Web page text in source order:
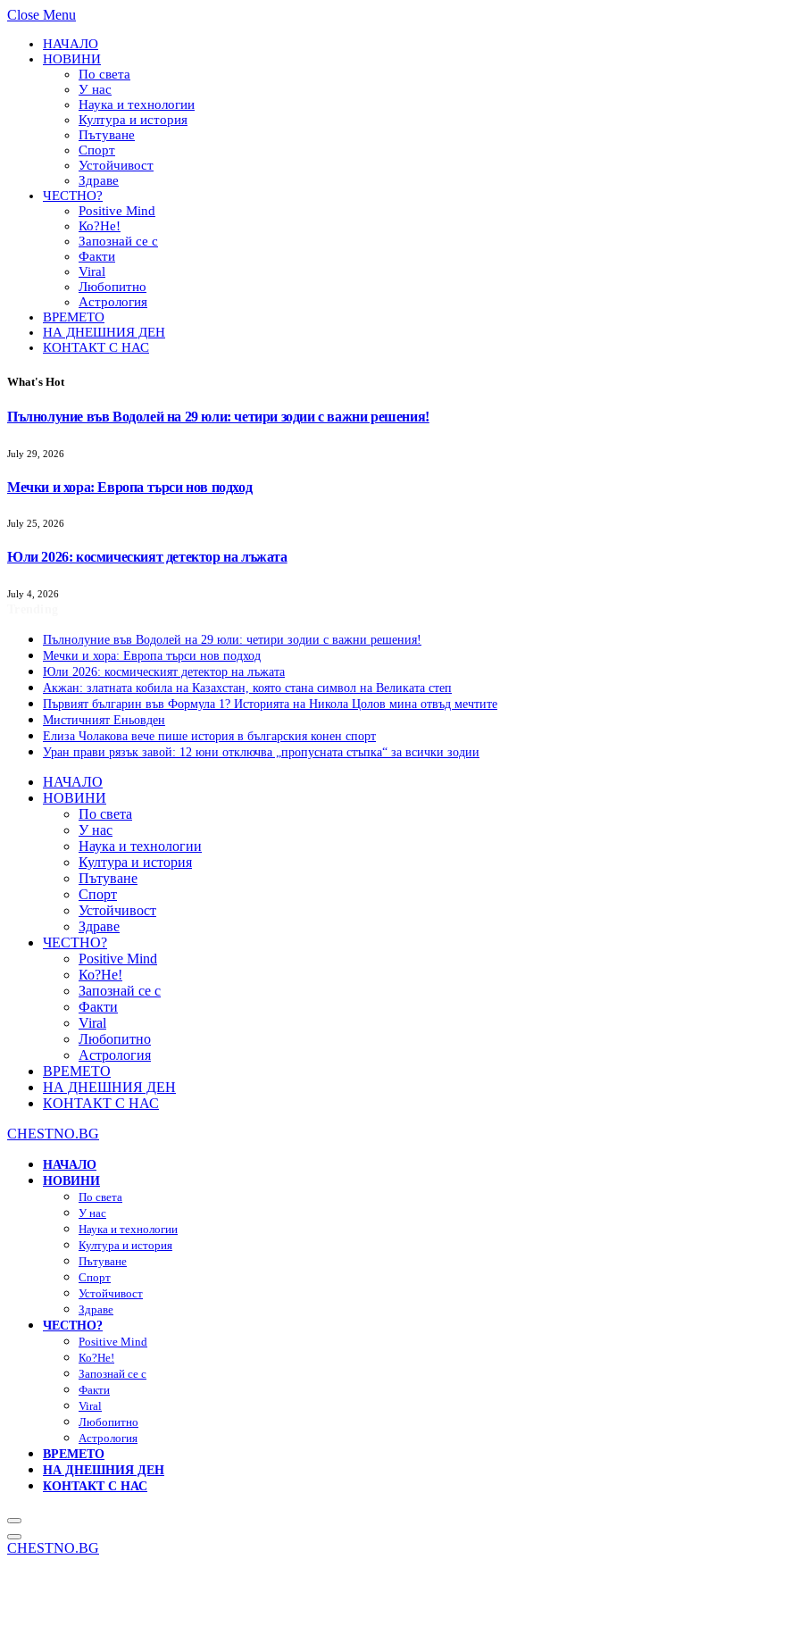
Close Menu
НАЧАЛО
НОВИНИ
По света
У нас
Наука и технологии
Култура и история
Пътуване
Спорт
Устойчивост
Здраве
ЧЕСТНО?
Positive Mind
Ко?Не!
Запознай се с
Факти
Viral
Любопитно
Астрология
ВРЕМЕТО
НА ДНЕШНИЯ ДЕН
КОНТАКТ С НАС
What's Hot
Пълнолуние във Водолей на 29 юли: четири зодии с важни решения!
July 29, 2026
Мечки и хора: Европа търси нов подход
July 25, 2026
Юли 2026: космическият детектор на лъжата
July 4, 2026
Пълнолуние във Водолей на 29 юли: четири зодии с важни решения!
Мечки и хора: Европа търси нов подход
Юли 2026: космическият детектор на лъжата
Акжан: златната кобила на Казахстан, която стана символ на Великата степ
Първият българин във Формула 1? Историята на Никола Цолов мина отвъд мечтите
Мистичният Eньовден
Елиза Чолакова вече пише история в българския конен спорт
Уран прави рязък завой: 12 юни отключва „пропусната стъпка“ за всички зодии
НАЧАЛО
НОВИНИ
По света
У нас
Наука и технологии
Култура и история
Пътуване
Спорт
Устойчивост
Здраве
ЧЕСТНО?
Positive Mind
Ко?Не!
Запознай се с
Факти
Viral
Любопитно
Астрология
ВРЕМЕТО
НА ДНЕШНИЯ ДЕН
КОНТАКТ С НАС
CHESTNO.BG
НАЧАЛО
НОВИНИ
По света
У нас
Наука и технологии
Култура и история
Пътуване
Спорт
Устойчивост
Здраве
ЧЕСТНО?
Positive Mind
Ко?Не!
Запознай се с
Факти
Viral
Любопитно
Астрология
ВРЕМЕТО
НА ДНЕШНИЯ ДЕН
КОНТАКТ С НАС
CHESTNO.BG